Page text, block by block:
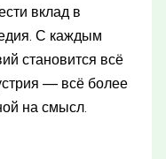
вклад в
С каждым
становится всё
— всё более
на смысл.